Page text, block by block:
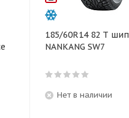
185/60R14 82 T шип
NANKANG SW7
Нет в наличии